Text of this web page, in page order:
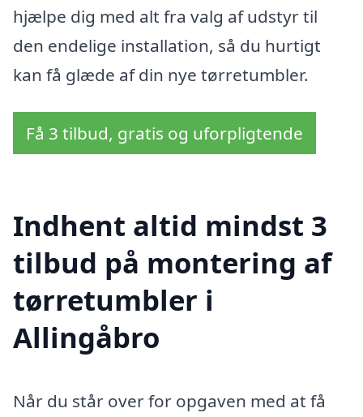
hjælpe dig med alt fra valg af udstyr til
den endelige installation, så du hurtigt
kan få glæde af din nye tørretumbler.
Få 3 tilbud, gratis og uforpligtende
Indhent altid mindst 3
tilbud på montering af
tørretumbler i
Allingåbro
Når du står over for opgaven med at få